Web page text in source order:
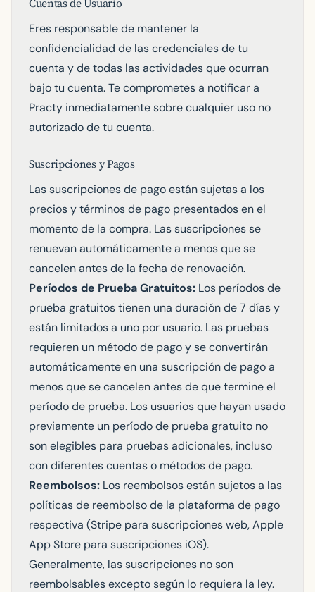
Cuentas de Usuario
Eres responsable de mantener la
confidencialidad de las credenciales de tu
cuenta y de todas las actividades que ocurran
bajo tu cuenta. Te comprometes a notificar a
Practy inmediatamente sobre cualquier uso no
autorizado de tu cuenta.
Suscripciones y Pagos
Las suscripciones de pago están sujetas a los
precios y términos de pago presentados en el
momento de la compra. Las suscripciones se
renuevan automáticamente a menos que se
cancelen antes de la fecha de renovación.
Períodos de Prueba Gratuitos: Los períodos de
prueba gratuitos tienen una duración de 7 días y
están limitados a uno por usuario. Las pruebas
requieren un método de pago y se convertirán
automáticamente en una suscripción de pago a
menos que se cancelen antes de que termine el
período de prueba. Los usuarios que hayan usado
previamente un período de prueba gratuito no
son elegibles para pruebas adicionales, incluso
con diferentes cuentas o métodos de pago.
Reembolsos: Los reembolsos están sujetos a las
políticas de reembolso de la plataforma de pago
respectiva (Stripe para suscripciones web, Apple
App Store para suscripciones iOS).
Generalmente, las suscripciones no son
reembolsables excepto según lo requiera la ley.